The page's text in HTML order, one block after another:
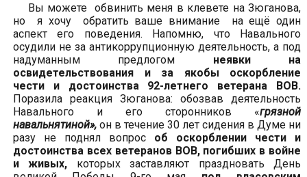
Вы можете обвинить меня в клевете на Зюганова,
но я хочу обратить ваше внимание на ещё один
аспект его поведения. Напомню, что Навального
осудили не за антикоррупционную деятельность, а под
надуманным предлогом неявки на
освидетельствования и за якобы оскорбление
чести и достоинства 92-летнего ветерана ВОВ.
Поразила реакция Зюганова: обозвав деятельность
Навального и его сторонников «грязной
навальнятиной», он в течение 30 лет сидения в Думе ни
разу не поднял вопрос об оскорблении чести и
достоинства всех ветеранов ВОВ, погибших в войне
и живых, которых заставляют праздновать День